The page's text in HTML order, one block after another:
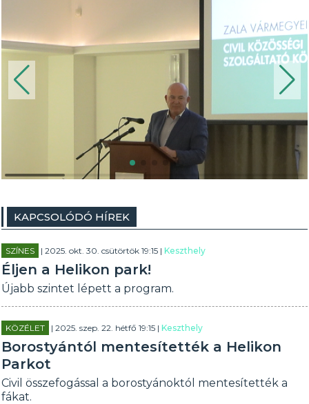
KAPCSOLÓDÓ HÍREK
SZÍNES | 2025. okt. 30. csütörtök 19:15 |Keszthely
Éljen a Helikon park!
Újabb szintet lépett a program.
KÖZÉLET | 2025. szep. 22. hétfő 19:15 |Keszthely
Borostyántól mentesítették a Helikon
Parkot
Civil összefogással a borostyánoktól mentesítették a
fákat.